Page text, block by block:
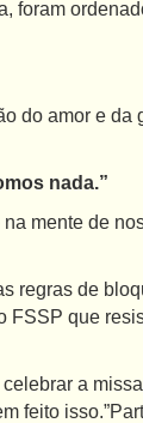
foram
do amor e da
nada.”
mente de
regras de
FSSP que
a
feito